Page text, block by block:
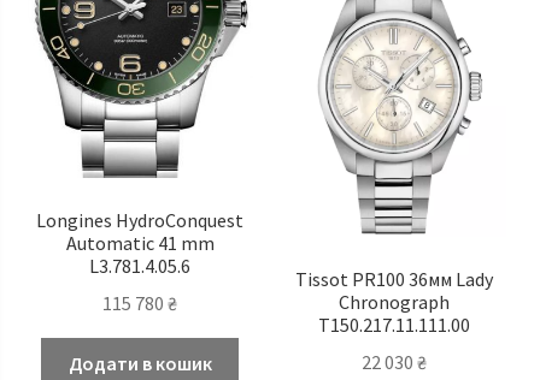
Longines HydroConquest
Automatic 41 mm
L3.781.4.05.6
115 780₴
Додати в кошик
Tissot PR100 36мм Lady
Chronograph
T150.217.11.111.00
22 030 ₴